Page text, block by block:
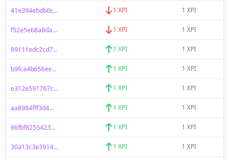
41e394ebdb0c... 1 XPI 1 XPI
f52e5eb8a8da... 1 XPI 1 XPI
89111edc2cd7... 1 XPI 1 XPI
b9fca4b656ee... 1 XPI 1 XPI
e312e591767c... 1 XPI 1 XPI
aa8984fff3d4... 1 XPI 1 XPI
86fbf8255423... 1 XPI 1 XPI
30a13c3e3914... 1 XPI 1 XPI